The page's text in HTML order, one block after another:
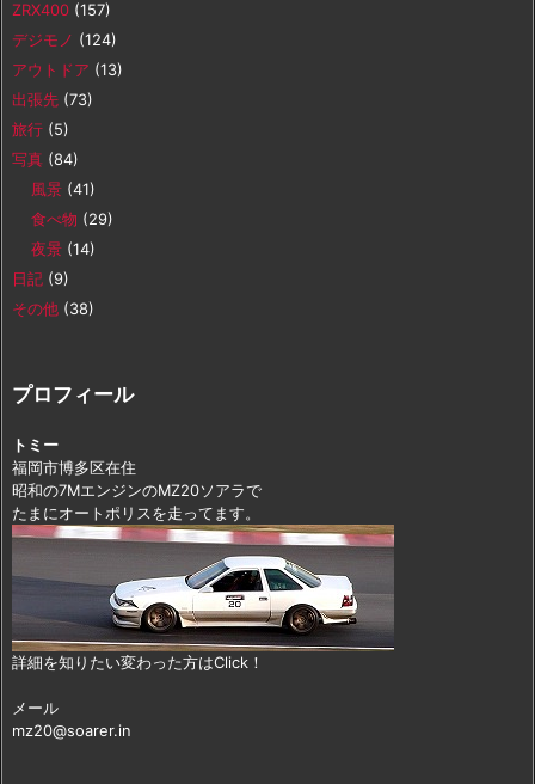
ZRX400 (157)
デジモノ (124)
アウトドア (13)
出張先 (73)
旅行 (5)
写真 (84)
風景 (41)
食べ物 (29)
夜景 (14)
日記 (9)
その他 (38)
プロフィール
トミー
福岡市博多区在住
昭和の7MエンジンのMZ20ソアラで
たまにオートポリスを走ってます。
詳細を知りたい変わった方はClick！
メール
mz20@soarer.in